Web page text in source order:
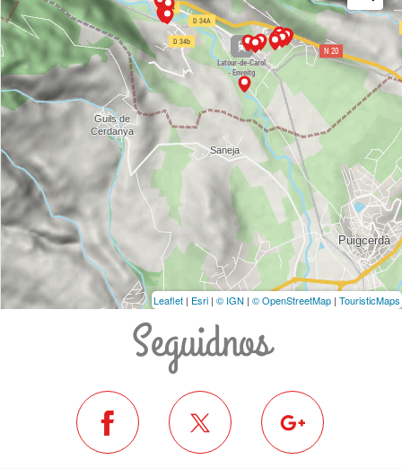
Leaflet | Esri | © IGN | © OpenStreetMap | TouristicMaps
Seguidnos